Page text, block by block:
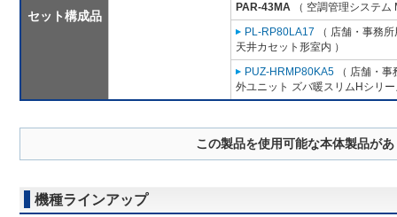
セット構成品
PAR-43MA （ 空調管理システム
PL-RP80LA17 （ 店舗・事務
天井カセット形室内 ）
PUZ-HRMP80KA5 （ 店舗・
外ユニット ズバ暖スリムHシリ
この製品を使用可能な本体製品が
機種ラインアップ